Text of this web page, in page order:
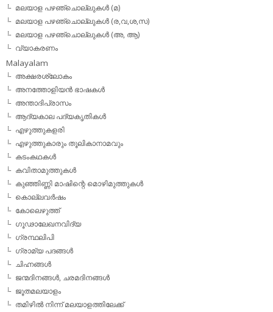
മലയാള പഴഞ്ചൊല്ലുകള്‍ (മ)
മലയാള പഴഞ്ചൊല്ലുകള്‍ (ര,വ,ശ,സ)
മലയാള പഴഞ്ചൊല്ലുകൾ (അ, ആ)
വ്യാകരണം
Malayalam
അക്ഷരശ്ലോകം
അനത്തോളിയന്‍ ഭാഷകള്‍
അന്താദിപ്രാസം
ആദ്യകാല പദ്യകൃതികള്‍
എഴുത്തുകളരി
എഴുത്തുകാരും തൂലികാനാമവും
കടംകഥകള്‍
കവിതാമുത്തുകള്‍
കുഞ്ഞിണ്ണി മാഷിന്റെ മൊഴിമുത്തുകള്‍
കൊല്ലവര്‍ഷം
കോലെഴുത്ത്
ഗൂഢാലേഖനവിദ്യ
ഗ്രന്ഥലിപി
ഗ്രാമ്യ പദങ്ങള്‍
ചിഹ്നങ്ങള്‍
ജന്മദിനങ്ങള്‍, ചരമദിനങ്ങള്‍
ജൂതമലയാളം
തമിഴില്‍ നിന്ന് മലയാളത്തിലേക്ക്